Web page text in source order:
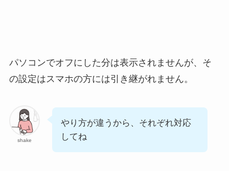
パソコンでオフにした分は表示されませんが、そ
の設定はスマホの方には引き継がれません。
shake
やり方が違うから、それぞれ対応
してね